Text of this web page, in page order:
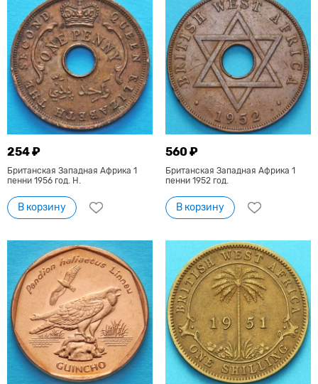
254 ₽
Британская Западная Африка 1
пенни 1956 год. Н.
В корзину
560 ₽
Британская Западная Африка 1
пенни 1952 год.
В корзину